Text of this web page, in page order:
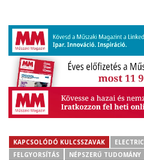
KAPCSOLÓDÓ KULCSSZAVAK ELECTRIC
FELGYORSÍTÁS
NÉPSZERŰ TUDOMÁNY